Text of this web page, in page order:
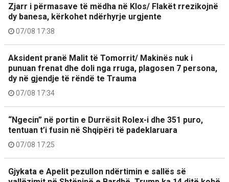
Zjarr i përmasave të mëdha në Klos/ Flakët rrezikojnë
dy banesa, kërkohet ndërhyrje urgjente
07/08 17:38
Aksident pranë Malit të Tomorrit/ Makinës nuk i
punuan frenat dhe doli nga rruga, plagosen 7 persona,
dy në gjendje të rëndë te Trauma
07/08 17:34
“Ngecin” në portin e Durrësit Rolex-i dhe 351 puro,
tentuan t’i fusin në Shqipëri të padeklaruara
07/08 17:25
Gjykata e Apelit pezullon ndërtimin e sallës së